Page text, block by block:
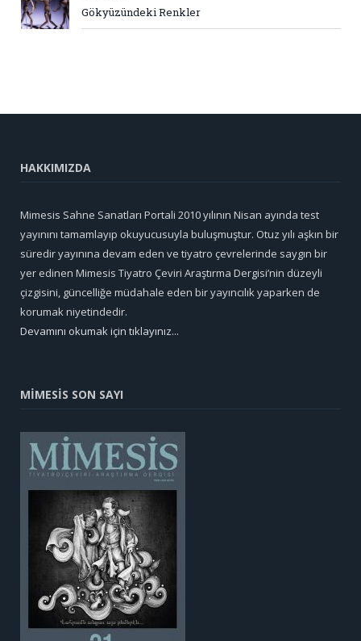
Gökyüzündeki Renkler
HAKKIMIZDA
Mimesis Sahne Sanatları Portali 2010 yılının Nisan ayında test
yayınını tamamlayıp okuyucusuyla buluşmuştur. Otuz yılı aşkın bir
süredir yayınına devam eden ve tiyatro çevrelerinde saygın bir
yer edinen Mimesis Tiyatro Çeviri Araştırma Dergisi’nin düzeyli
çizgisini, güncelliğe müdahale eden bir yayıncılık yaparken de
korumak niyetindedir.
Devamını okumak için tıklayınız...
MİMESİS SON SAYI